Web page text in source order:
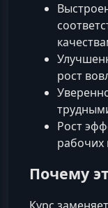
рост
Рост
рабочих
Почему
Курс